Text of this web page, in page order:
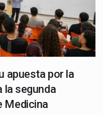
apuesta por la
la segunda
Medicina